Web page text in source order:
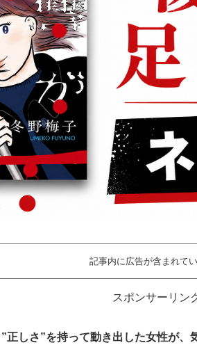
記事内に広告が含まれてい
スポンサーリン
”正しさ”を持って動き出した女性が